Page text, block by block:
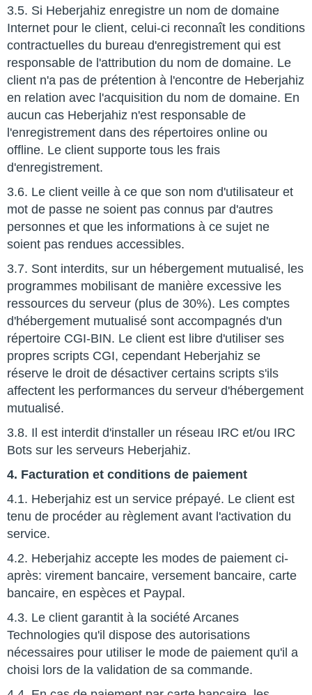
3.5. Si Heberjahiz enregistre un nom de domaine
Internet pour le client, celui-ci reconnaît les conditions
contractuelles du bureau d'enregistrement qui est
responsable de l'attribution du nom de domaine. Le
client n'a pas de prétention à l'encontre de Heberjahiz
en relation avec l'acquisition du nom de domaine. En
aucun cas Heberjahiz n'est responsable de
l'enregistrement dans des répertoires online ou
offline. Le client supporte tous les frais
d'enregistrement.
3.6. Le client veille à ce que son nom d'utilisateur et
mot de passe ne soient pas connus par d'autres
personnes et que les informations à ce sujet ne
soient pas rendues accessibles.
3.7. Sont interdits, sur un hébergement mutualisé, les
programmes mobilisant de manière excessive les
ressources du serveur (plus de 30%). Les comptes
d'hébergement mutualisé sont accompagnés d'un
répertoire CGI-BIN. Le client est libre d'utiliser ses
propres scripts CGI, cependant Heberjahiz se
réserve le droit de désactiver certains scripts s'ils
affectent les performances du serveur d'hébergement
mutualisé.
3.8. Il est interdit d'installer un réseau IRC et/ou IRC
Bots sur les serveurs Heberjahiz.
4. Facturation et conditions de paiement
4.1. Heberjahiz est un service prépayé. Le client est
tenu de procéder au règlement avant l'activation du
service.
4.2. Heberjahiz accepte les modes de paiement ci-
après: virement bancaire, versement bancaire, carte
bancaire, en espèces et Paypal.
4.3. Le client garantit à la société Arcanes
Technologies qu'il dispose des autorisations
nécessaires pour utiliser le mode de paiement qu'il a
choisi lors de la validation de sa commande.